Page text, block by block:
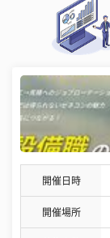
開催日時
開催場所